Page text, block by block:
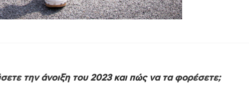
την άνοιξη του 2023 και πώς να τα φορέσετε;